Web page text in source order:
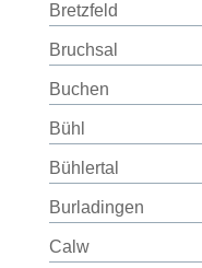
Bretzfeld
Bruchsal
Buchen
Bühl
Bühlertal
Burladingen
Calw